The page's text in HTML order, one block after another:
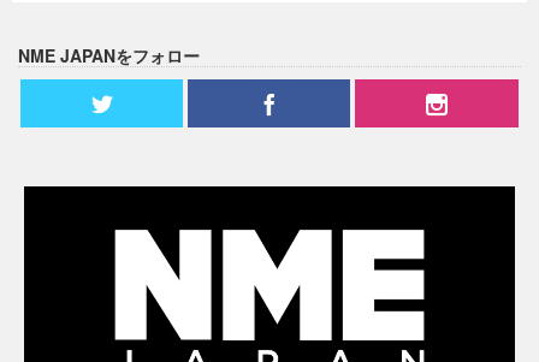
NME JAPANをフォロー